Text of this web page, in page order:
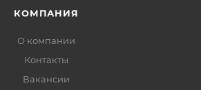
КОМПАНИЯ
О компании
Контакты
Вакансии